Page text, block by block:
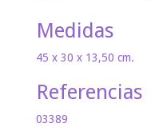
Medidas
45 x 30 x 13,50 cm.
Referencias
03389